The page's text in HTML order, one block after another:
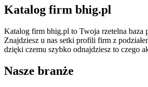
Katalog firm bhig.pl
Katalog firm bhig.pl to Twoja rzetelna baza
Znajdziesz u nas setki profili firm z
dzięki czemu szybko odnajdziesz to czego
Nasze branże